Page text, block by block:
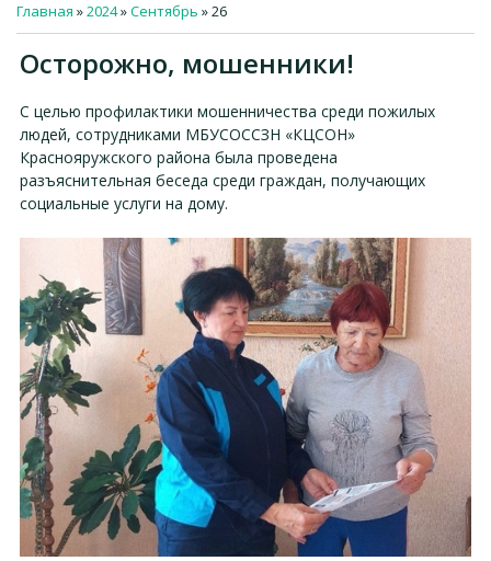
Главная »2024»Сентябрь »26
Осторожно, мошенники!
С целью профилактики мошенничества среди пожилых
людей, сотрудниками МБУСОССЗН «КЦСОН»
Краснояружского района была проведена
разъяснительная беседа среди граждан, получающих
социальные услуги на дому.